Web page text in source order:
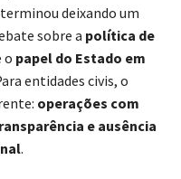
deixando um
sobre a política de
o papel do Estado em
entidades civis, o
operações com
e ausência
.